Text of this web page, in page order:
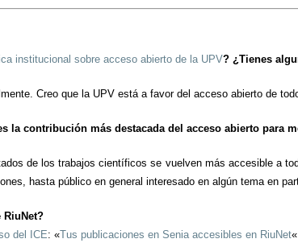
institucional sobre acceso abierto de la UPV? ¿Tienes
Creo que la UPV está a favor del acceso abierto de
la contribución más destacada del acceso abierto para
de los trabajos científicos se vuelven más accesible a
hasta público en general interesado en algún tema en
RiuNet?
del ICE: «Tus publicaciones en Senia accesibles en RiuNet«